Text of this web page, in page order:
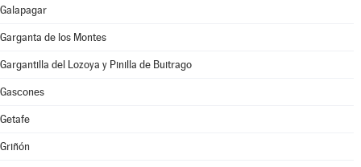
Galapagar
Garganta de los Montes
Gargantilla del Lozoya y Pinilla de Buitrago
Gascones
Getafe
Griñón